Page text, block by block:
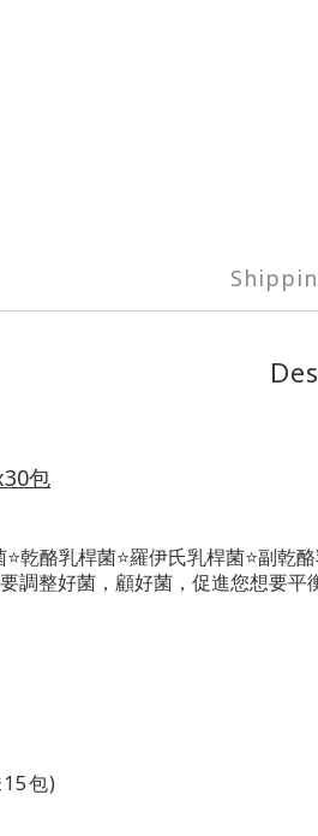
包
⭐乾酪乳桿菌⭐羅伊氏乳桿菌⭐副乾
調整好菌，顧好菌，促進您想要平
15包)